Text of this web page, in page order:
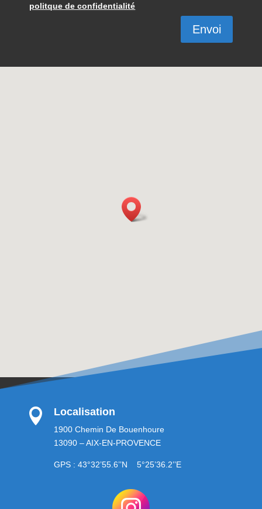
politque de confidentialité
Envoi
 Localisation
1900 Chemin De Bouenhoure
13090 – AIX-EN-PROVENCE
GPS : 43°32’55.6’’N 5°25’36.2’’E